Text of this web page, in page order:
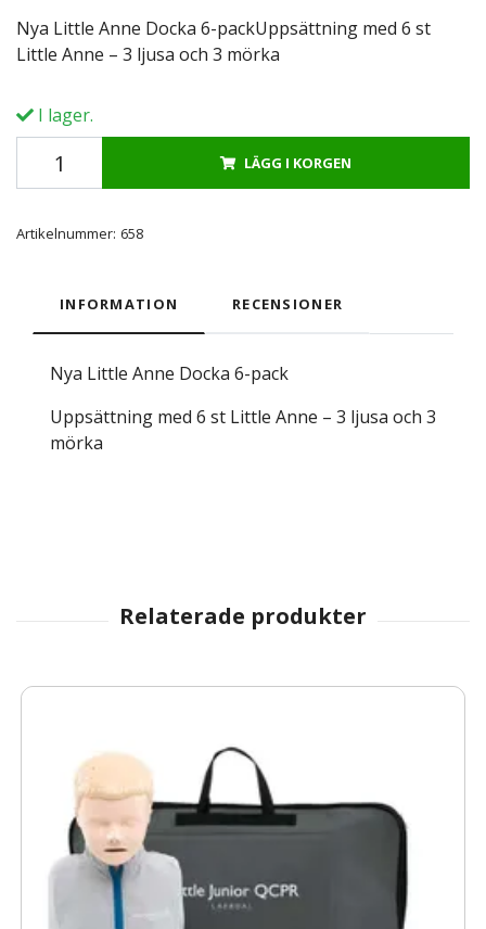
Nya Little Anne Docka 6-packUppsättning med 6 st
Little Anne – 3 ljusa och 3 mörka
I lager.
LÄGG I KORGEN
Artikelnummer: 658
INFORMATION RECENSIONER
Nya Little Anne Docka 6-pack
Uppsättning med 6 st Little Anne – 3 ljusa och 3
mörka